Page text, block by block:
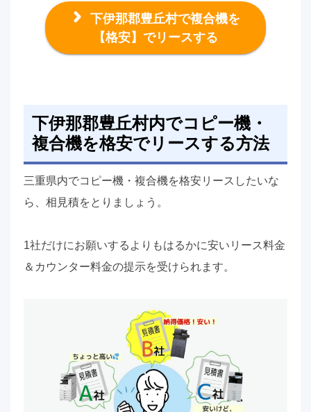
下伊那郡豊丘村で複合機を
【格安】でリースする
下伊那郡豊丘村内でコピー機・
複合機を格安でリースする方法
三重県内でコピー機・複合機を格安リースしたいな
ら、相見積をとりましょう。
1社だけにお願いするよりもはるかに安いリース料金
＆カウンター料金の提示を受けられます。